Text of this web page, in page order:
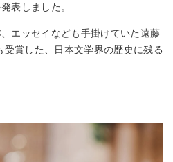
表しました。
エッセイなども手掛けていた遠藤
賞した、日本文学界の歴史に残る